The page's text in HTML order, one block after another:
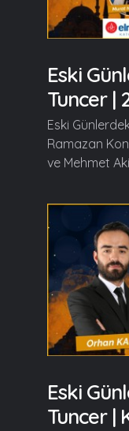
Eski
Tuncer |
Eski
Ramazan
ve Mehmet
Eski
Tuncer |